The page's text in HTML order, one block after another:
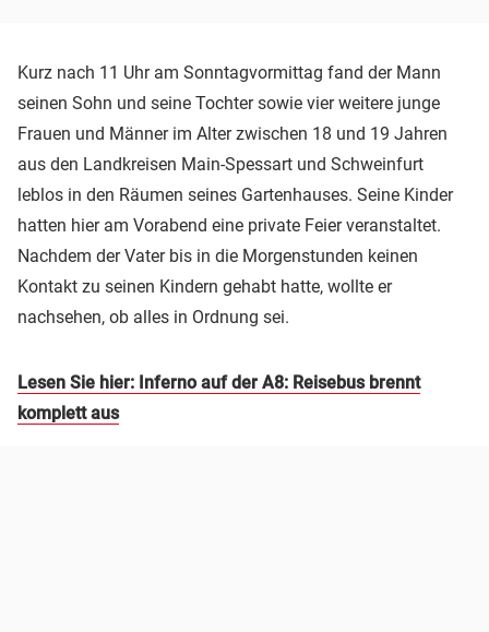
Kurz nach 11 Uhr am Sonntagvormittag fand der Mann
seinen Sohn und seine Tochter sowie vier weitere junge
Frauen und Männer im Alter zwischen 18 und 19 Jahren
aus den Landkreisen Main-Spessart und Schweinfurt
leblos in den Räumen seines Gartenhauses. Seine Kinder
hatten hier am Vorabend eine private Feier veranstaltet.
Nachdem der Vater bis in die Morgenstunden keinen
Kontakt zu seinen Kindern gehabt hatte, wollte er
nachsehen, ob alles in Ordnung sei.
Lesen Sie hier: Inferno auf der A8: Reisebus brennt
komplett aus